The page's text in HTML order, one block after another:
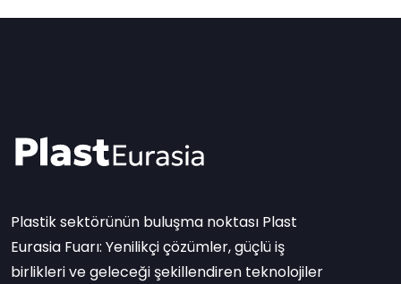
Plastik sektörünün buluşma noktası Plast
Eurasia Fuarı: Yenilikçi çözümler, güçlü iş
birlikleri ve geleceği şekillendiren teknolojiler